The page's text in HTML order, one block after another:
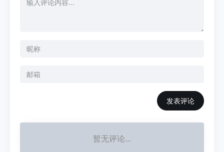
发表评论
暂无评论...